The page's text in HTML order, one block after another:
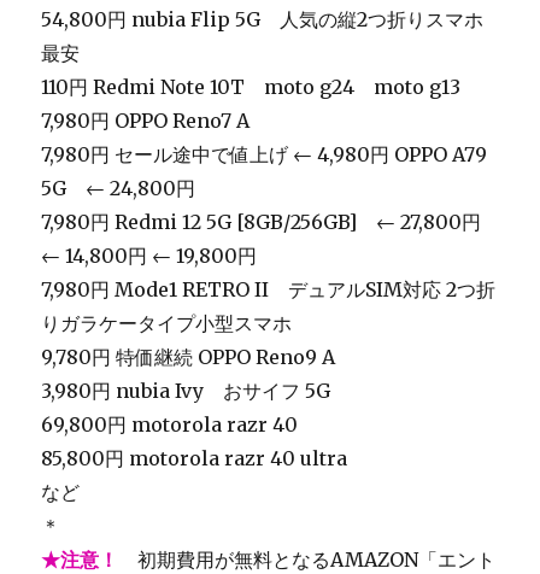
54,800円 nubia Flip 5G 人気の縦2つ折りスマホ
最安
110円 Redmi Note 10T moto g24 moto g13
7,980円 OPPO Reno7 A
7,980円 セール途中で値上げ ← 4,980円 OPPO A79
5G ← 24,800円
7,980円 Redmi 12 5G [8GB/256GB] ← 27,800円
← 14,800円 ← 19,800円
7,980円 Mode1 RETRO II デュアルSIM対応 2つ折
りガラケータイプ小型スマホ
9,780円 特価継続 OPPO Reno9 A
3,980円 nubia Ivy おサイフ 5G
69,800円 motorola razr 40
85,800円 motorola razr 40 ultra
など
＊
★注意！
初期費用が無料となるAMAZON「エント